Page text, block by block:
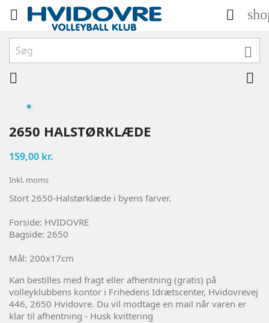
 



2650 HALSTØRKLÆDE
159,00 kr.
Inkl. moms
Stort 2650-Halstørklæde i byens farver.
Forside: HVIDOVRE
Bagside: 2650
Mål: 200x17cm
Kan bestilles med fragt eller afhentning (gratis) på
volleyklubbens kontor i Frihedens Idrætscenter, Hvidovrevej
446, 2650 Hvidovre. Du vil modtage en mail når varen er
klar til afhentning - Husk kvittering